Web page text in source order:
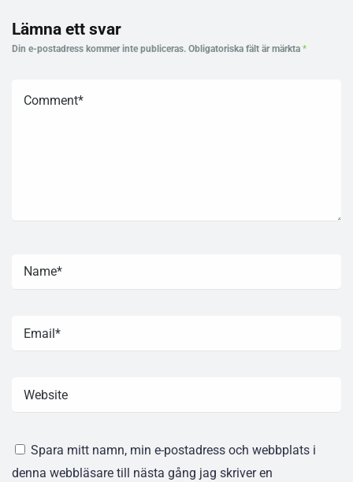
Lämna ett svar
Din e-postadress kommer inte publiceras. Obligatoriska fält är märkta *
Spara mitt namn, min e-postadress och webbplats i
denna webbläsare till nästa gång jag skriver en